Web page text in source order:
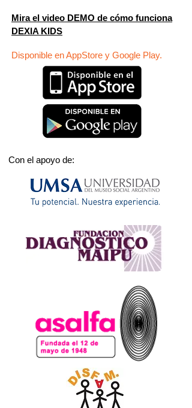
Mira el video DEMO de cómo funciona
DEXIA KIDS
Disponible en AppStore y Google Play.
Con el apoyo de: